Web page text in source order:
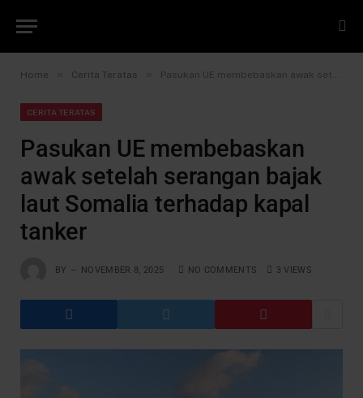
Home Cerita Teratas Pasukan UE membebaskan awak setelah serangan bajak laut Somalia terhadap kapal tanker
CERITA TERATAS
Pasukan UE membebaskan
awak setelah serangan bajak
laut Somalia terhadap kapal
tanker
BY NOVEMBER 8, 2025 NO COMMENTS 3VIEWS